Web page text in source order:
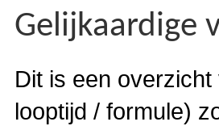
Gelijkaardige
Dit is een
looptijd / formule)